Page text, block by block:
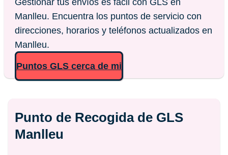
Manlleu. Encuentra los puntos de servicio con
direcciones, horarios y teléfonos actualizados en
Manlleu.
Puntos GLS cerca de mi
Punto de Recogida de GLS
Manlleu